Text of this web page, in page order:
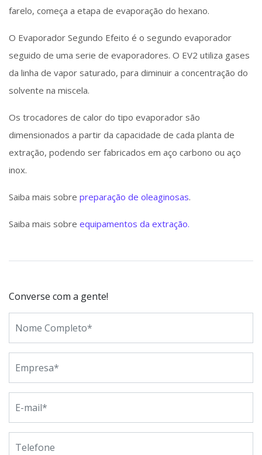
farelo, começa a etapa de evaporação do hexano.
O Evaporador Segundo Efeito é o segundo evaporador
seguido de uma serie de evaporadores. O EV2 utiliza gases
da linha de vapor saturado, para diminuir a concentração do
solvente na miscela.
Os trocadores de calor do tipo evaporador são
dimensionados a partir da capacidade de cada planta de
extração, podendo ser fabricados em aço carbono ou aço
inox.
Saiba mais sobre preparação de oleaginosas.
Saiba mais sobre equipamentos da extração.
Converse com a gente!